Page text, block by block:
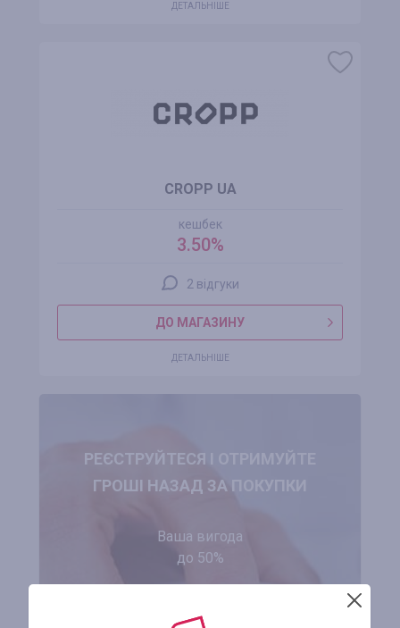
ДЕТАЛЬНІШЕ
CROPP UA
кешбек
3.50%
2 відгуки
ДО МАГАЗИНУ
ДЕТАЛЬНІШЕ
РЕЄСТРУЙТЕСЯ І ОТРИМУЙТЕ
ГРОШІ НАЗАД ЗА ПОКУПКИ
Ваша вигода
до 50%